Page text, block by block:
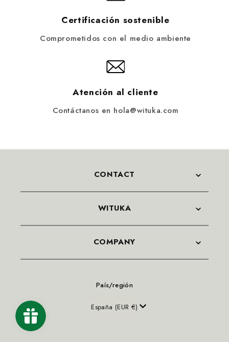
Certificación sostenible
Comprometidos con el medio ambiente
Atención al cliente
Contáctanos en hola@wituka.com
CONTACT
WITUKA
COMPANY
País/región
España (EUR €)